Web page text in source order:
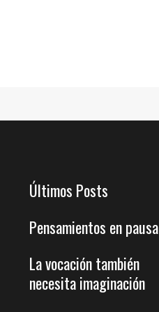
Últimos Posts
Pensamientos en pausa
La vocación también
necesita imaginación